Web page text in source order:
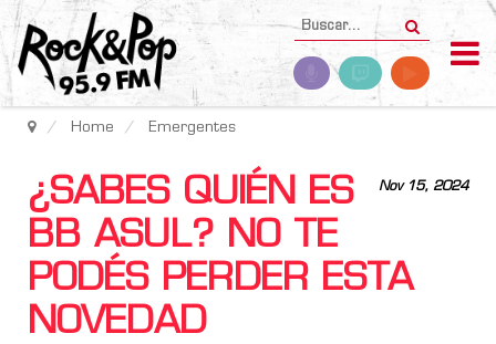
Home Emergentes
Nov 15, 2024
¿SABES QUIÉN ES
BB ASUL? NO TE
PODÉS PERDER ESTA
NOVEDAD